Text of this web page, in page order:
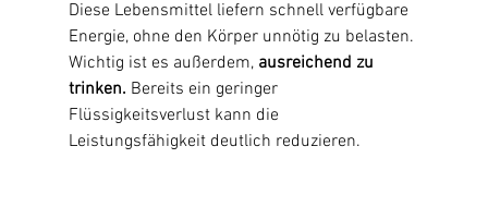
Diese Lebensmittel liefern schnell verfügbare
Energie, ohne den Körper unnötig zu belasten.
Wichtig ist es außerdem, ausreichend zu
trinken. Bereits ein geringer
Flüssigkeitsverlust kann die
Leistungsfähigkeit deutlich reduzieren.